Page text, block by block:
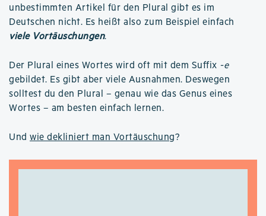
unbestimmten Artikel für den Plural gibt es im
Deutschen nicht. Es heißt also zum Beispiel einfach
viele Vortäuschungen.
Der Plural eines Wortes wird oft mit dem Suffix -e
gebildet. Es gibt aber viele Ausnahmen. Deswegen
solltest du den Plural – genau wie das Genus eines
Wortes – am besten einfach lernen.
Und wie dekliniert man Vortäuschung?